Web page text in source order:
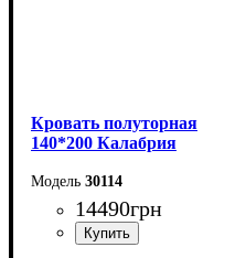
Кровать полуторная
140*200 Калабрия
30114
14490грн